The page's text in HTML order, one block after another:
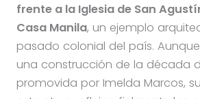
frente a la Iglesia de San
Casa Manila, un ejemplo
pasado colonial del país.
una construcción de la década
promovida por Imelda Marcos,